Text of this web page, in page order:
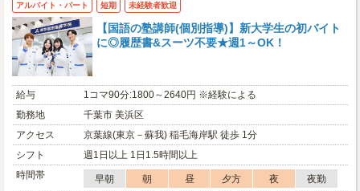
アルバイト・パート 短期 未経験者歓迎
【国語の塾講師(個別指導)】新大学生の初バイト
に◎履歴書&スーツ不要★週1～OK！
給与
1コマ90分:1800～2640円 ※経験による
勤務地
千葉市 美浜区
アクセス
京葉線(東京－蘇我) 稲毛海岸駅 徒歩 1分
シフト
週1日以上 1日1.5時間以上
時間帯
早朝 朝 昼 夕方 夜
夜勤